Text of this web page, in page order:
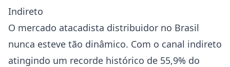
Indireto
O mercado atacadista distribuidor no Brasil
nunca esteve tão dinâmico. Com o canal indireto
atingindo um recorde histórico de 55,9% do